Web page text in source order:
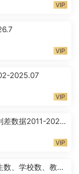
VIP
VIP
2025.07
VIP
差数据2011-2026
VIP
、学校数、教师